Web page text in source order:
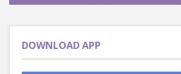
DOWNLOAD APP